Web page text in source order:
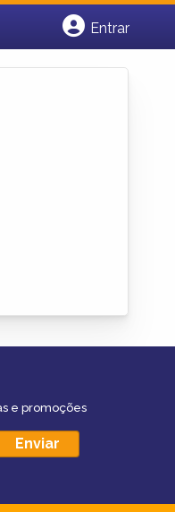
Entrar
e promoções